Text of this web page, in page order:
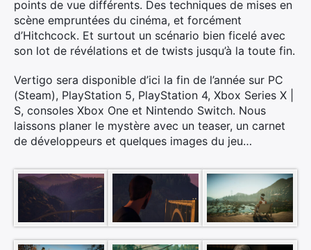
points de vue différents. Des techniques de mises en
scène empruntées du cinéma, et forcément
d’Hitchcock. Et surtout un scénario bien ficelé avec
son lot de révélations et de twists jusqu’à la toute fin.
Vertigo sera disponible d’ici la fin de l’année sur PC
(Steam), PlayStation 5, PlayStation 4, Xbox Series X |
S, consoles Xbox One et Nintendo Switch. Nous
laissons planer le mystère avec un teaser, un carnet
de développeurs et quelques images du jeu…